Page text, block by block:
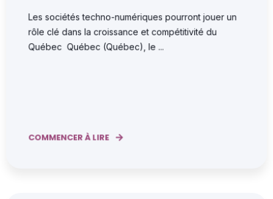
Les sociétés techno-numériques pourront jouer un
rôle clé dans la croissance et compétitivité du
Québec Québec (Québec), le ...
COMMENCER À LIRE